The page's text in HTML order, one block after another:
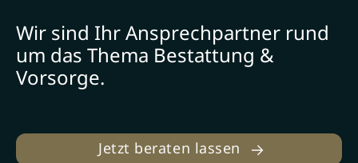
Wir sind Ihr Ansprechpartner rund
um das Thema Bestattung &
Vorsorge.
Jetzt beraten lassen